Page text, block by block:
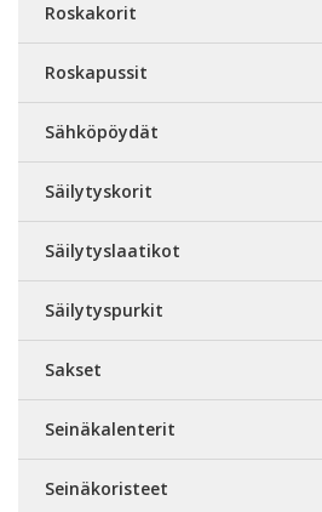
Roskakorit
Roskapussit
Sähköpöydät
Säilytyskorit
Säilytyslaatikot
Säilytyspurkit
Sakset
Seinäkalenterit
Seinäkoristeet